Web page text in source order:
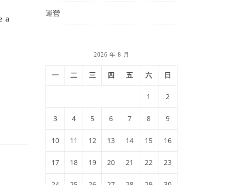
a
運營
2026 年 8 月
一 二 三 四 五 六 日
1 2
3 4 5 6 7 8 9
10 11 12 13 14 15 16
17 18 19 20 21 22 23